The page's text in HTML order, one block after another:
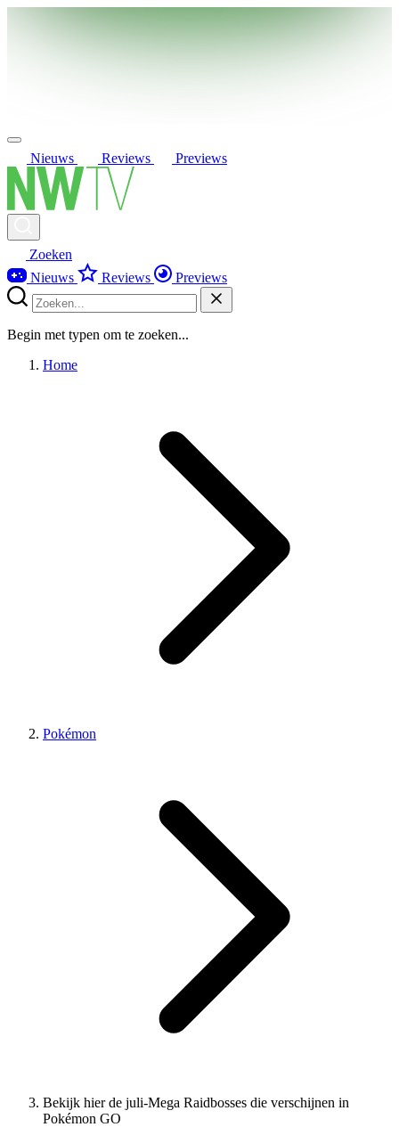
Nieuws Reviews Previews
Zoeken
Nieuws
Reviews Previews
Begin met typen om te zoeken...
Home
Pokémon
Bekijk hier de juli-Mega Raidbosses die verschijnen in
Pokémon GO